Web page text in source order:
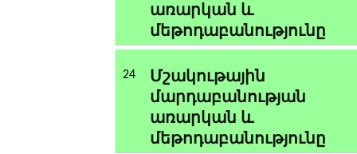
առարկան և
մեթոդաբանությունը
24
Մշակութային
մարդաբանության
առարկան և
մեթոդաբանությունը